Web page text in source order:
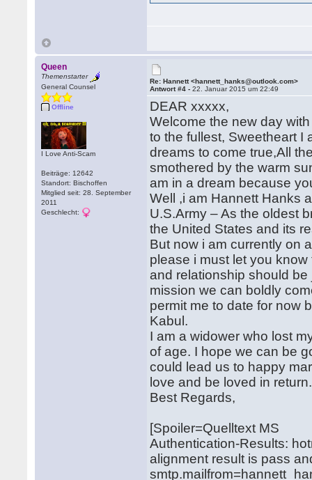
Queen
Themenstarter
General Counsel
Offline
I Love Anti-Scam
Beiträge: 12642
Standort: Bischoffen
Mitglied seit: 28. September
2011
Geschlecht:
Re: Hannett <hannett_hanks@outlook.com>
Antwort #4 -22. Januar 2015 um 22:49
DEAR xxxxx,
Welcome the new day
to the fullest, Sweetheart I
dreams to come true,All
smothered by the warm
am in a dream because
Well ,i am Hannett Hanks
U.S.Army – As the oldest
the United States and its
But now i am currently on
please i must let you
and relationship should
mission we can boldly
permit me to date for now
Kabul.
I am a widower who lost
of age. I hope we can be
could lead us to happy
love and be loved in return.
Best Regards,
[Spoiler=Quelltext MS
Authentication-Results:
alignment result is pass